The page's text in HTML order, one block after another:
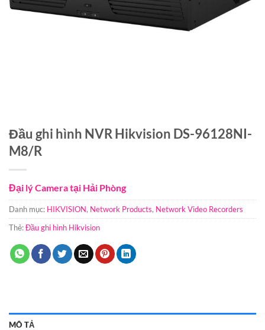
Đầu ghi hình NVR Hikvision DS-96128NI-
M8/R
Đại lý Camera tại Hải Phòng
Danh mục: HIKVISION, Network Products, Network Video Recorders
Thẻ:Đầu ghi hình Hikvision
MÔ TẢ